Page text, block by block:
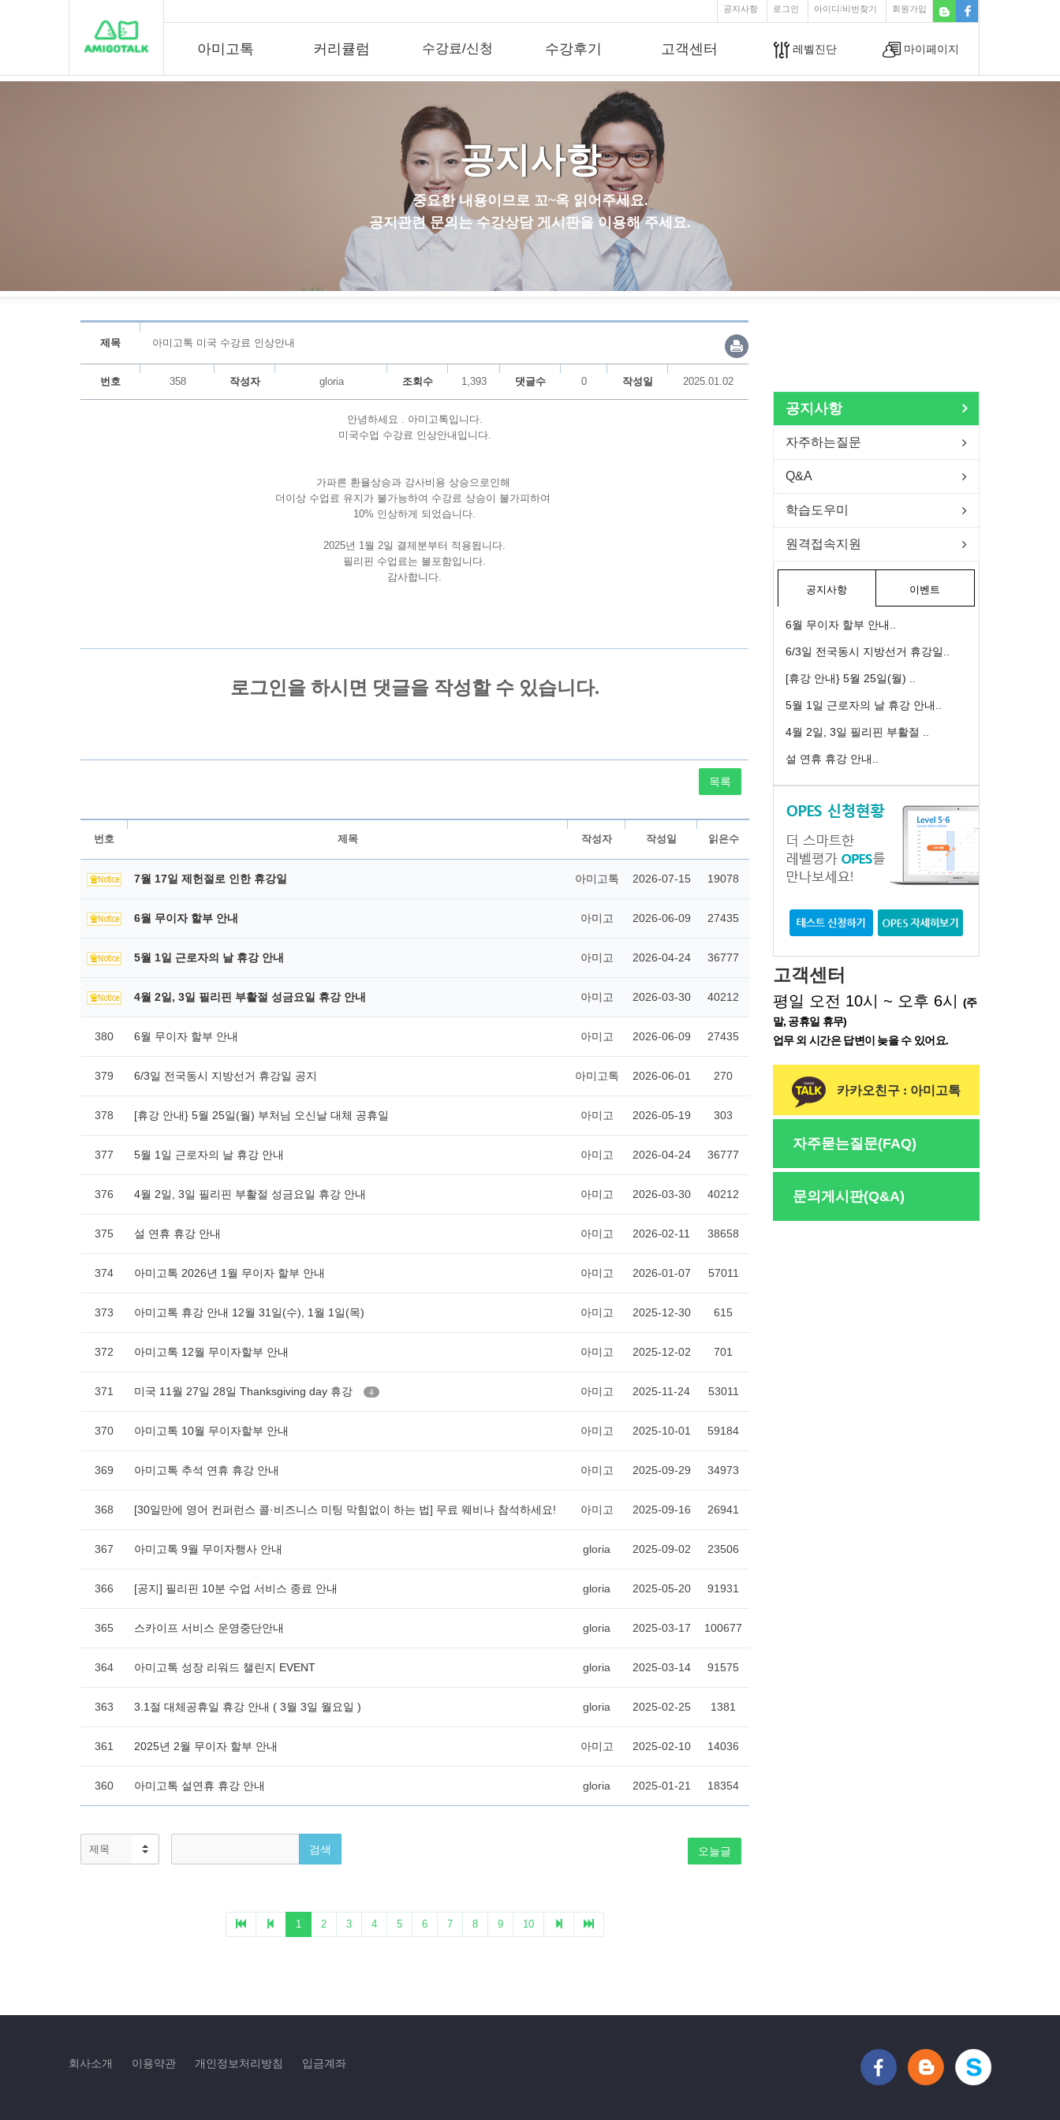
공지사항 로그인 아이디/비번찾기 회원가입
아미고톡 커리큘럼 수강료/신청 수강후기 고객센터 레벨진단 마이페이지
공지사항
중요한 내용이므로 꼬~옥 읽어주세요.
공지관련 문의는 수강상담 게시판을 이용해 주세요.
제목 아미고톡 미국 수강료 인상안내
번호 358 작성자 gloria 조회수 1,393 댓글수 0 작성일 2025.01.02
안녕하세요 . 아미고톡입니다.
미국수업 수강료 인상안내입니다.
가파른 환율상승과 강사비용 상승으로인해
더이상 수업료 유지가 불가능하여 수강료 상승이 불가피하여
10% 인상하게 되었습니다.
2025년 1월 2일 결제분부터 적용됩니다.
필리핀 수업료는 불포함입니다.
감사합니다.
목록
공지사항
자주하는질문
Q&A
학습도우미
원격접속지원
공지사항 이벤트
6월 무이자 할부 안내..
6/3일 전국동시 지방선거 휴강일..
[휴강 안내} 5월 25일(월) ..
5월 1일 근로자의 날 휴강 안내..
4월 2일, 3일 필리핀 부활절 ..
설 연휴 휴강 안내..
고객센터
평일 오전 10시 ~ 오후 6시
(주
말, 공휴일 휴무)
업무 외 시간은 답변이 늦을 수 있어요.
카카오친구 : 아미고톡
자주묻는질문(FAQ)
문의게시판(Q&A)
회사소개 이용약관 개인정보처리방침 입금계좌